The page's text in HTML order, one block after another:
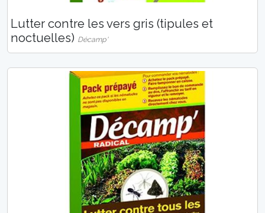
Lutter contre les vers gris (tipules et
noctuelles) Décamp'